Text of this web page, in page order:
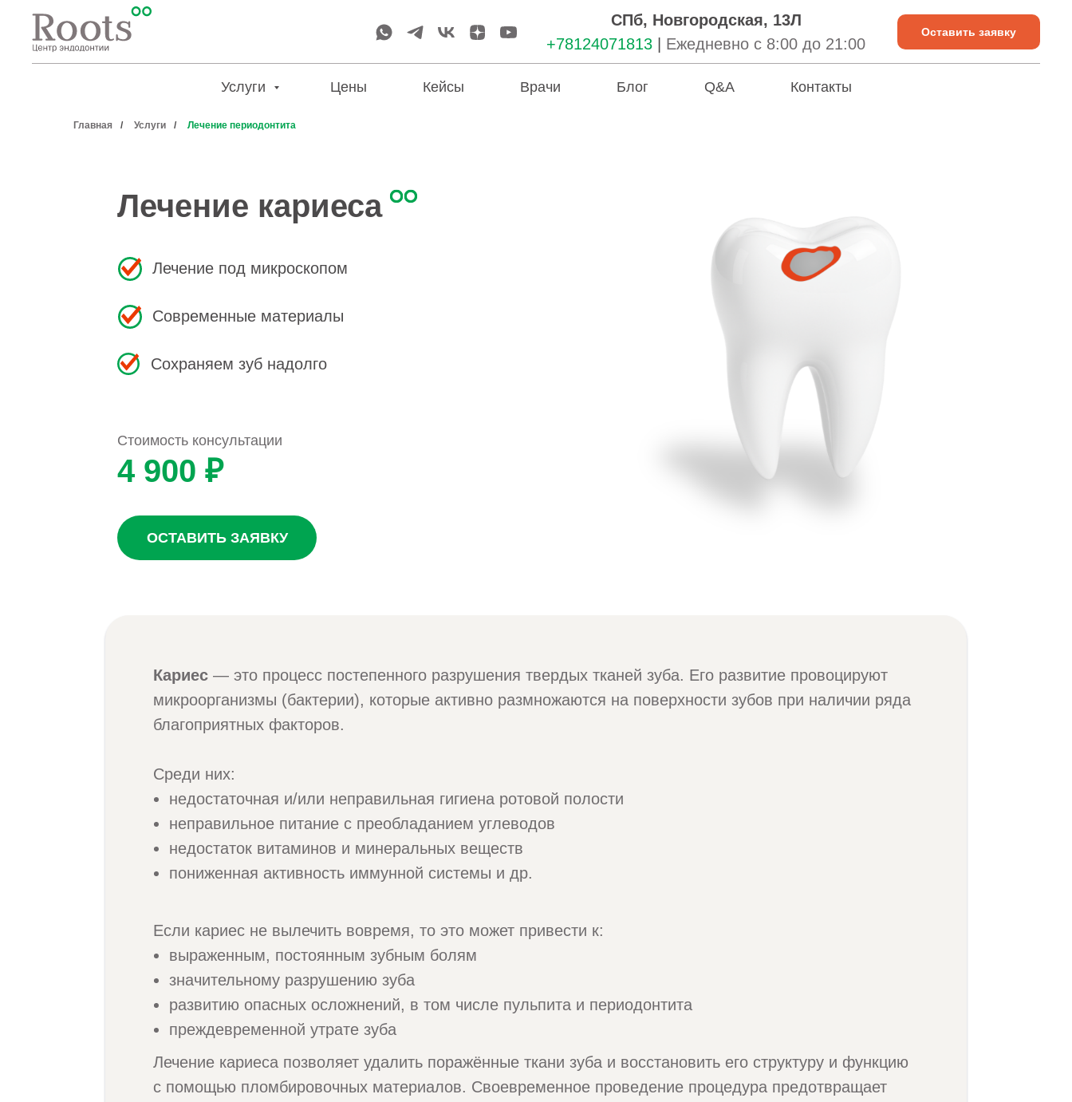
СПб, Новгородская, 13Л
+78124071813
Ежедневно с 8:00 до 21:00
Оставить заявку
Услуги Цены Кейсы Врачи Блог Q&A Контакты
Главная / Услуги / Лечение периодонтита
Лечение кариеса
ОСТАВИТЬ ЗАЯВКУ
Сохраняем зуб надолго
Современные материалы
Лечение под микроскопом
4 900 ₽
Стоимость консультации
Кариес — это процесс постепенного разрушения твердых тканей зуба. Его развитие провоцируют
микроорганизмы (бактерии), которые активно размножаются на поверхности зубов при наличии ряда
благоприятных факторов.
Среди них:
недостаточная и/или неправильная гигиена ротовой полости
неправильное питание с преобладанием углеводов
недостаток витаминов и минеральных веществ
пониженная активность иммунной системы и др.
Если кариес не вылечить вовремя, то это может привести к:
выраженным, постоянным зубным болям
значительному разрушению зуба
развитию опасных осложнений, в том числе пульпита и периодонтита
преждевременной утрате зуба
Лечение кариеса позволяет удалить поражённые ткани зуба и восстановить его структуру и функцию
с помощью пломбировочных материалов. Своевременное проведение процедура предотвращает